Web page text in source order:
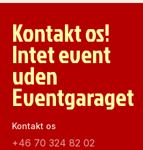
Kontakt os!
Intet event
uden
Eventgaraget
Kontakt os
+46 70 324 82 02